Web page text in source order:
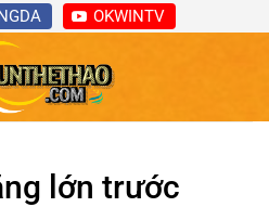
OKWINTV
lớn trước